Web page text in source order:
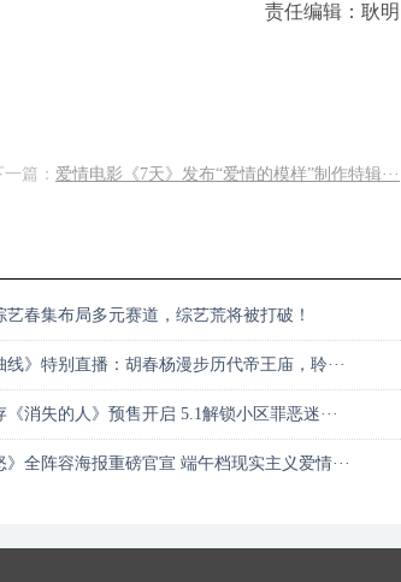
责任编辑：耿明
一篇： 爱情电影《7天》发布“爱情的模样”制作特辑···
艺春集布局多元赛道，综艺荒将被打破！
线》特别直播：胡春杨漫步历代帝王庙，聆···
消失的人》预售开启 5.1解锁小区罪恶迷···
》全阵容海报重磅官宣 端午档现实主义爱情···